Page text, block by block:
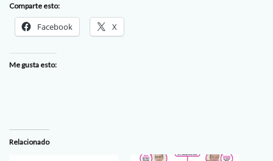
Comparte esto:
Facebook X
Me gusta esto:
Relacionado